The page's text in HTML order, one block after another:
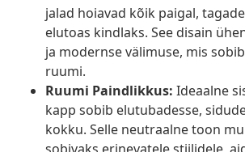
jalad hoiavad kõik paigal,
elutoas kindlaks. See disain
ja modernse välimuse, mis
ruumi.
Ruumi Paindlikkus: Ideaalne
kapp sobib elutubadesse,
kokku. Selle neutraalne toon